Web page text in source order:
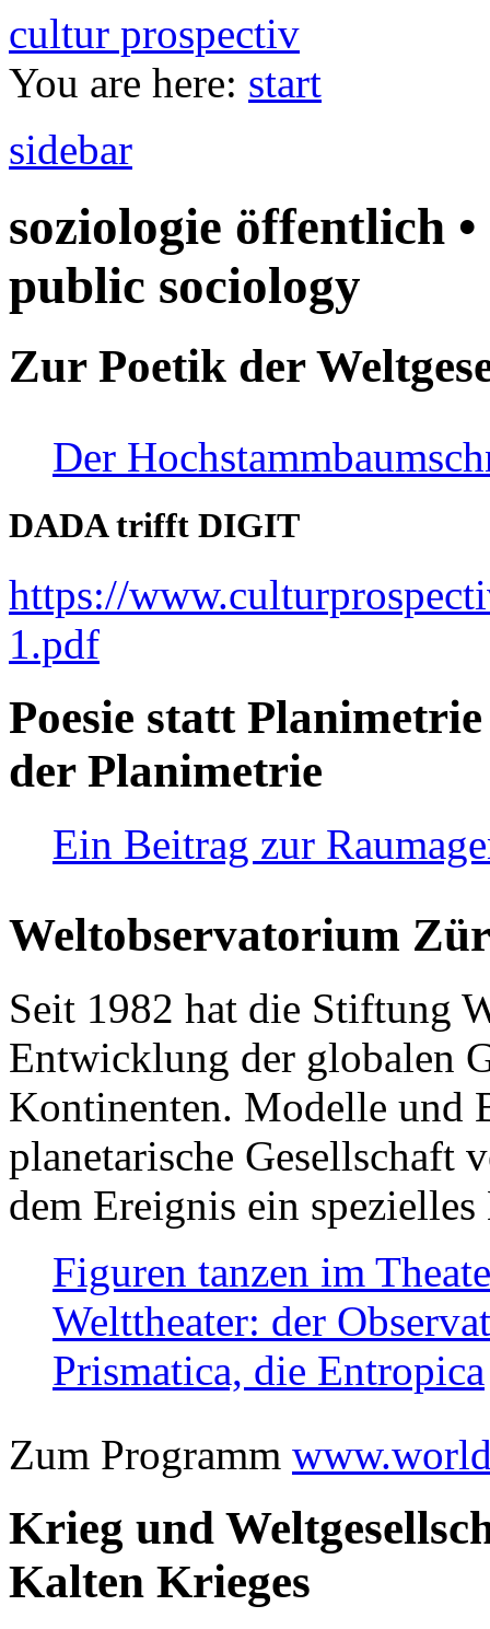
cultur prospectiv
You are here: start
sidebar
soziologie öffentlich
public sociology
Zur Poetik der
Der
DADA trifft DIGIT
https://
1.pdf
Poesie statt
der Planimetrie
Ein Beitrag zur
Weltobservatorium
Seit 1982 hat die Stiftung
Entwicklung der globalen
Kontinenten. Modelle und
planetarische Gesellschaft
dem Ereignis ein
Figuren tanzen im
Welttheater: der
Prismatica, die Entropica
Zum Programm
Krieg und
Kalten Krieges